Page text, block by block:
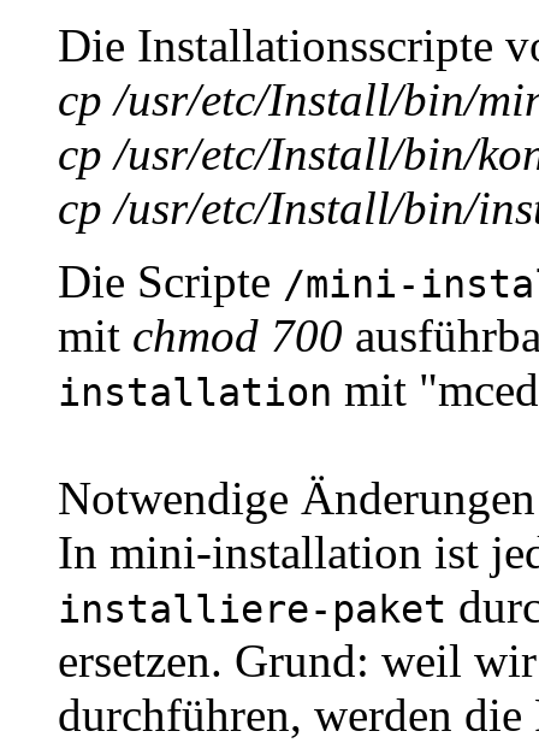
Die Installationsscripte
cp /usr/etc/Install/bin/
cp /usr/etc/Install/bin/
cp /usr/etc/Install/bin/
Die Scripte /mini-
mit chmod 700
installation mit
Notwendige
In mini-installation ist
installiere-paket
ersetzen. Grund: weil
durchführen, werden die